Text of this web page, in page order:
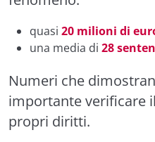
quasi 20 milioni di
una media di 28
Numeri che
importante verificare
propri diritti.